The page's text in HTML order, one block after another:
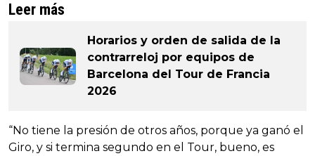
Leer más
Horarios y orden de salida de la
contrarreloj por equipos de
Barcelona del Tour de Francia
2026
“No tiene la presión de otros años, porque ya ganó el
Giro, y si termina segundo en el Tour, bueno, es